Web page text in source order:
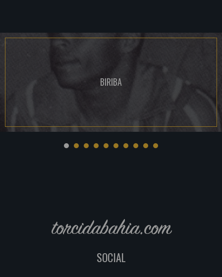
BIRIBA
torcidabahia.com
SOCIAL